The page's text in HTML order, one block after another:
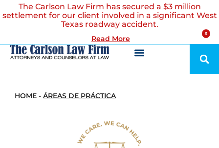
X
The Carlson Law Firm has secured a $3 million
settlement for our client involved in a significant West
Texas roadway accident.
Read More
HOME - ÁREAS DE PRÁCTICA